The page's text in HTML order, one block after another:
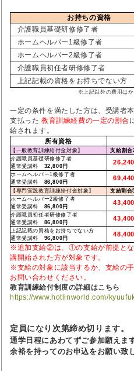
お持ちの資格
介護職員基礎研修修了者
ホームヘルパー1級修了者
ホームヘルパー2級修了者
介護職員初任者研修修了者
上記記載の資格をお持ちでない方
※上記以外の費用はか
一定の条件を満たした方は、受講者
支払った 教育訓練経費の一定の割合
給されます。
所有資格
【一般教育訓練給付金対象】 支給割合
介護職員基礎研修修了者
通常受講料 32,800円
ホームヘルパー1級修了者
通常受講料 86,800円
【専門実践教育訓練給付金対象】 支給割合
ホームヘルパー2級修了者
通常受講料 86,800円
介護職員初任者研修修了者
通常受講料 86,800円
上記記載の資格をお持ちでない方
通常受講料 96,800円
※追加支給②は、①の支給が前提と
講開始された方が対象です。
※支給の対象に該当するか、支給の
お問い合わせください。
教育訓練給付制度の詳細はこちら
https://www.hotlinworld.com/
定員になり次第締め切ります。
通学日程にあわてずご参加願えま
余裕を持ってのお申込をお願い致